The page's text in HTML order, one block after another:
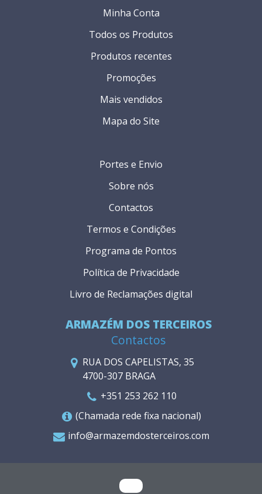
ARMAZÉM DOS TERCEIROS
Contactos
RUA DOS CAPELISTAS, 35
4700-307 BRAGA
+351 253 262 110
(Chamada rede fixa nacional)
info@armazemdosterceiros.com
Portes e Envio
Sobre nós
Contactos
Termos e Condições
Programa de Pontos
Política de Privacidade
Livro de Reclamações digital
Minha Conta
Todos os Produtos
Produtos recentes
Promoções
Mais vendidos
Mapa do Site